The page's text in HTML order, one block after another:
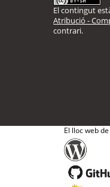
El contingut
Atribució -
contrari.
El lloc web